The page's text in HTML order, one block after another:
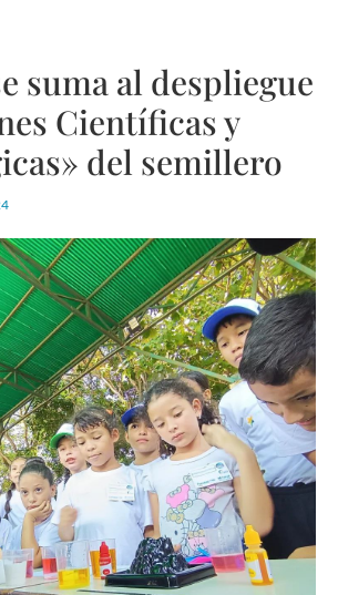
suma al despliegue
Científicas y
del semillero